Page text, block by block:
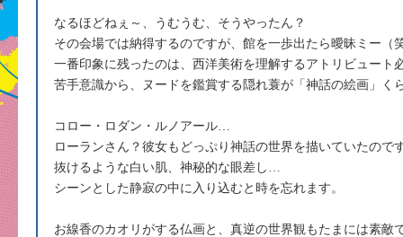
なるほどねぇ～、うむうむ、そうやったん？
その会場では納得するのですが、館を一歩出たら曖昧ミー（
一番印象に残ったのは、西洋美術を理解するアトリビュート
苦手意識から、ヌードを鑑賞する隠れ蓑が「神話の絵画」く
コロー・ロダン・ルノアール…
ローランさん？彼女もどっぷり神話の世界を描いていたので
抜けるような白い肌、神秘的な眼差し…
シーンとした静寂の中に入り込むと時を忘れます。
お線香のカオリがする仏画と、真逆の世界観もたまには素敵